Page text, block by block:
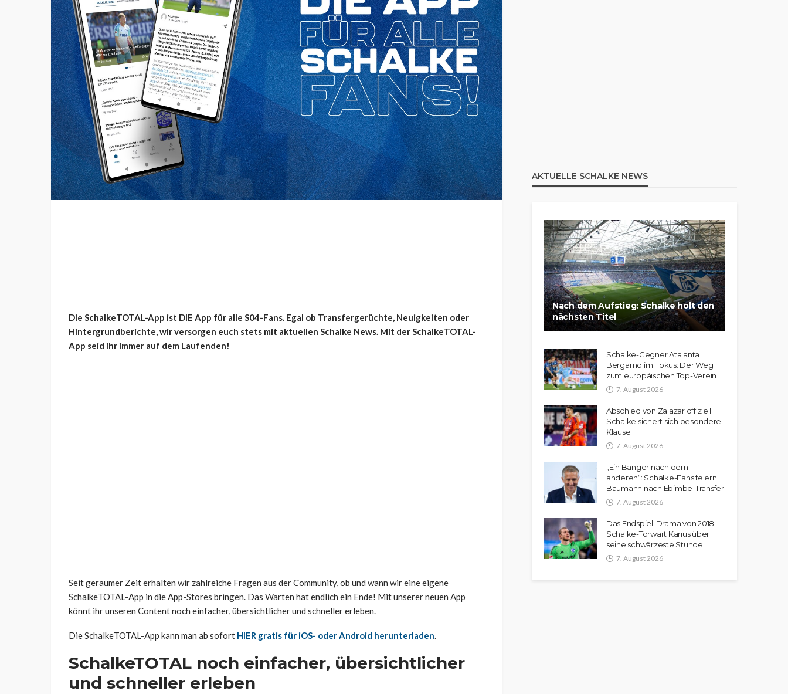
Die SchalkeTOTAL-App ist DIE App für alle S04-Fans. Egal ob Transfergerüchte, Neuigkeiten oder
Hintergrundberichte,wir versorgen euch stets mit aktuellen Schalke News. Mit der SchalkeTOTAL-
App seid ihr immer auf dem Laufenden!
Seit geraumer Zeit erhalten wir zahlreiche Fragen aus der Community, ob und wann wir eine eigene
SchalkeTOTAL-App in die App-Stores bringen. Das Warten hat endlich ein Ende! Mit unserer neuen App
könnt ihr unseren Content noch einfacher, übersichtlicher und schneller erleben.
Die SchalkeTOTAL-App kann man ab sofort HIER gratis für iOS- oder Android herunterladen.
SchalkeTOTAL noch einfacher, übersichtlicher
und schneller erleben
AKTUELLE SCHALKE NEWS
Nach dem Aufstieg: Schalke holt den
nächsten Titel
Schalke-Gegner Atalanta
Bergamo im Fokus: Der Weg
zum europäischen Top-Verein
7. August 2026
Abschied von Zalazar offiziell:
Schalke sichert sich besondere
Klausel
7. August 2026
„Ein Banger nach dem
anderen“: Schalke-Fans feiern
Baumann nach Ebimbe-Transfer
7. August 2026
Das Endspiel-Drama von 2018:
Schalke-Torwart Karius über
seine schwärzeste Stunde
7. August 2026